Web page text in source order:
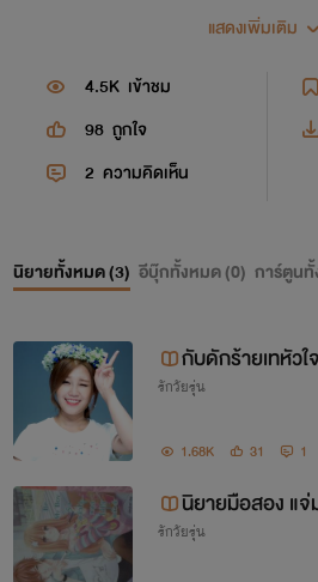
แสดงเพิ่มเติม
4.5K เข้าชม
98 ถูกใจ
2 ความคิดเห็น
นิยายทั้งหมด (3) อีบุ๊กทั้งหมด (0) การ์ตูน
กับดักร้ายเทหัวใ
รักวัยรุ่น
1.68K 31 1
รักวัยรุ่น